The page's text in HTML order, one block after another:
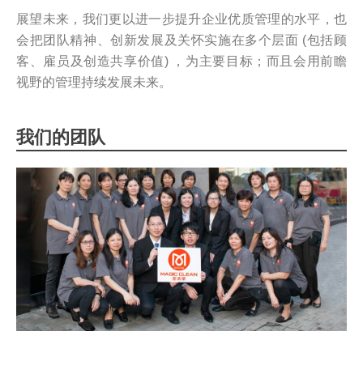
展望未来，我们更以进一步提升企业优质管理的水平，也
会把团队精神、创新发展及关怀实施在多个层面 (包括顾
客、雇员及创造共享价值) ，为主要目标；而且会用前瞻
视野的管理持续发展未来。
我们的团队